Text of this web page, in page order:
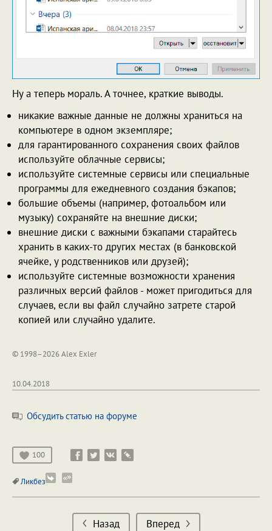
Ну а теперь мораль. А точнее, краткие выводы.
никакие важные данные не должны храниться на
компьютере в одном экземпляре;
для гарантированного сохранения своих файлов
используйте облачные сервисы;
используйте системные сервисы или специальные
программы для ежедневного создания бэкапов;
большие объемы (например, фотоальбом или
музыку) сохраняйте на внешние диски;
внешние диски с важными бэкапами старайтесь
хранить в каких-то других местах (в банковской
ячейке, у родственников или друзей);
используйте системные возможности хранения
различных версий файлов - может пригодиться для
случаев, если вы файл случайно затрете старой
копией или случайно удалите.
© 1998–2026 Alex Exler
10.04.2018
Обсудить статью на форуме
100
Ликбез
Назад Вперед